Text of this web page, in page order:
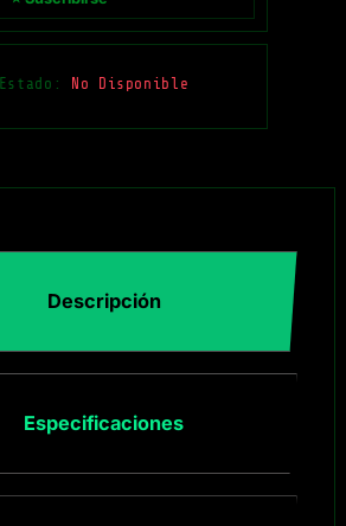
Estado: No Disponible
Descripción
Especificaciones